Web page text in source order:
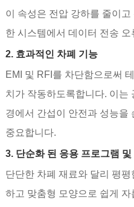
이 속성은 전압 강하를 줄이
한 시스템에서 데이터 전송
2. 효과적인 차폐 기능
EMI 및 RFI를 차단함으로써
치가 작동하도록합니다. 이는
경에서 간섭이 안전과 성능을
중요합니다.
3. 단순화 된 응용 프로그램 및
단단한 차폐 재료와 달리 평
하고 맞춤형 모양으로 쉽게